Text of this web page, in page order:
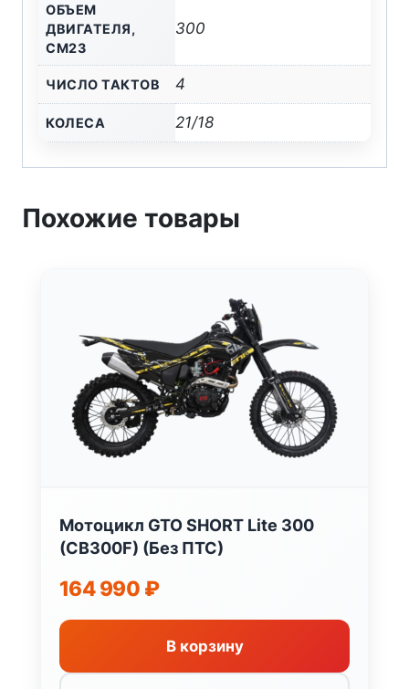
ОБЪЕМ
ДВИГАТЕЛЯ,
СМ23
300
ЧИСЛО ТАКТОВ 4
КОЛЕСА 21/18
Похожие товары
Мотоцикл GTO SHORT Lite 300
(CB300F) (Без ПТС)
164 990 ₽
В корзину